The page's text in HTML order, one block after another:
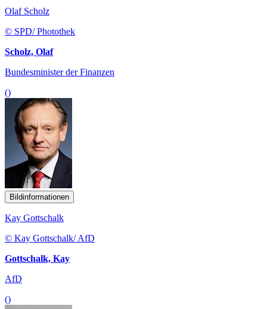
Olaf Scholz
© SPD/ Photothek
Scholz, Olaf
Bundesminister der Finanzen
()
Bildinformationen
Kay Gottschalk
© Kay Gottschalk/ AfD
Gottschalk, Kay
AfD
()